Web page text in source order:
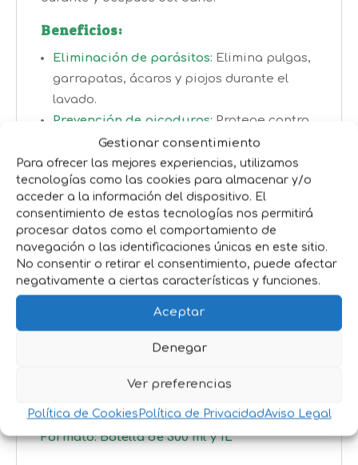
Gestionar consentimiento
Para ofrecer las mejores experiencias, utilizamos
tecnologías como las cookies para almacenar y/o
acceder a la información del dispositivo. El
consentimiento de estas tecnologías nos permitirá
procesar datos como el comportamiento de
navegación o las identificaciones únicas en este sitio.
No consentir o retirar el consentimiento, puede afectar
negativamente a ciertas características y funciones.
Aceptar
Denegar
Ver preferencias
Política de Cookies Política de PrivacidadAviso Legal
Beneficios:
Eliminación de parásitos: Elimina pulgas,
garrapatas, ácaros y piojos durante el
lavado.
Prevención de picaduras: Protege contra
picaduras de mosquitos tras el baño.
Ingredientes naturales:Formulado con
citronela y geraniol, repelentes naturales
efectivos.
pH neutro: Adecuado para uso frecuente
sin irritar la piel.
Colágeno natural:Aporta brillo y
elasticidad al pelaje.
Fragancia herbal:Deja un aroma fresco y
agradable.
Respetuoso con el medio
Presentación:
Formato: Botella de 300 ml y 1L